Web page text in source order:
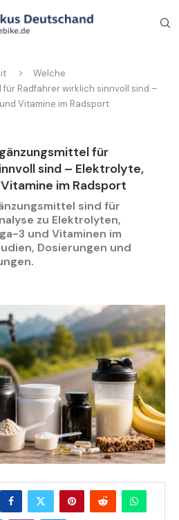
Welche
Radfahrer wirklich sinnvoll sind –
Vitamine im Radsport
für
sind – Elektrolyte,
im Radsport
sind für
zu Elektrolyten,
3 und Vitaminen im
Dosierungen und